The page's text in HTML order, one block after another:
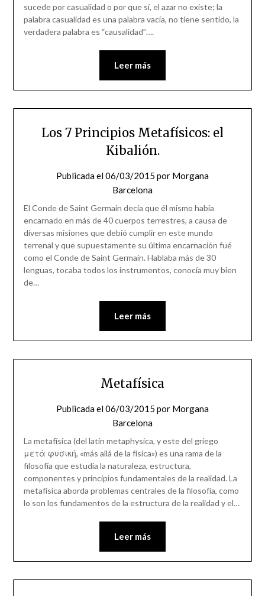
sucede por casualidad o por que sí, el azar no existe; la
palabra casualidad es una palabra vacía, no tiene sentido, la
verdadera palabra es “causalidad”….
Leer más
Los 7 Principios Metafísicos: el
Kibalión.
Publicada el06/03/2015 por Morgana
Barcelona
El Conde de Saint Germain decía que él mismo había
encarnado en más de 40 cuerpos terrestres, a causa de
diversas misiones que debió cumplir en este mundo
terrenal y que supuestamente su última encarnación fué
como el Conde de Saint Germain. Hablaba más de 30
lenguas, tocaba todos los instrumentos, conocía muy bien
de…
Leer más
Metafísica
Publicada el06/03/2015 por Morgana
Barcelona
La metafísica (del latín metaphysica, y este del griego
μετὰ φυσική, «más allá de la física») es una rama de la
filosofía que estudia la naturaleza, estructura,
componentes y principios fundamentales de la realidad. La
metafísica aborda problemas centrales de la filosofía, como
lo son los fundamentos de la estructura de la realidad y el…
Leer más